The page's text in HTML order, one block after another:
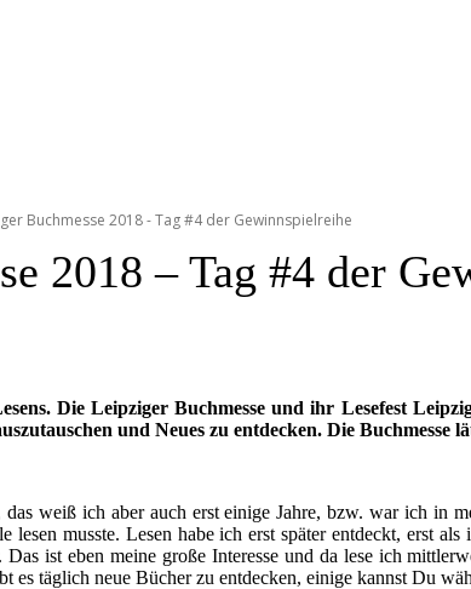
Buchmesse 2018 - Tag #4 der Gewinnspielreihe
2018 – Tag #4 der
Die Leipziger Buchmesse und ihr Lesefest
und Neues zu entdecken. Die
weiß ich aber auch erst einige Jahre, bzw. war ich in
lesen musste. Lesen habe ich erst später entdeckt, erst
ist eben meine große Interesse und da lese ich
es täglich neue Bücher zu entdecken, einige kannst Du